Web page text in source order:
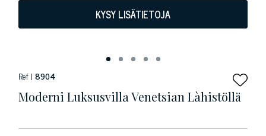
KYSY LISÄTIETOJA
Ref | 8904
Moderni Luksusvilla Venetsian Làhistöllä